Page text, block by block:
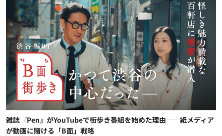
雑誌『Pen』がYouTubeで街歩き番組を始めた理由——紙メディア
が動画に賭ける「B面」戦略